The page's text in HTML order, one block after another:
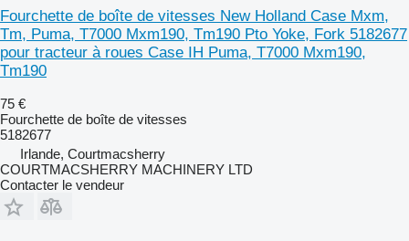
Fourchette de boîte de vitesses New Holland Case Mxm,
Tm, Puma, T7000 Mxm190, Tm190 Pto Yoke, Fork 5182677
pour tracteur à roues Case IH Puma, T7000 Mxm190,
Tm190
75 €
Fourchette de boîte de vitesses
5182677
Irlande, Courtmacsherry
COURTMACSHERRY MACHINERY LTD
Contacter le vendeur